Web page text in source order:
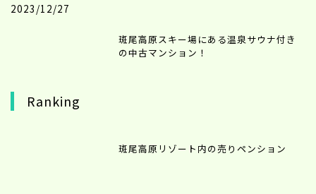
2023/12/27
斑尾高原スキー場にある温泉サウナ付き
の中古マンション！
Ranking
斑尾高原リゾート内の売りペンション